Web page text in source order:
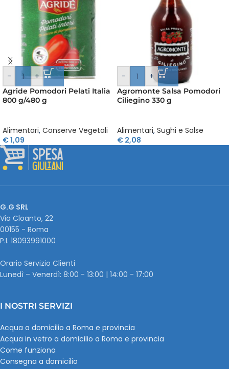
- +
Agride Pomodori Pelati Italia
800 g/480 g
Alimentari, Conserve Vegetali
€1,09
- +
Agromonte Salsa Pomodori
Ciliegino 330 g
Alimentari, Sughi e Salse
€ 2,08
G.G SRL
Via Cloanto, 22
00155 - Roma
P.I. ‭18093991000
Orario Servizio Clienti
Lunedì – Venerdì: 8:00 - 13:00 | 14:00 - 17:00
I NOSTRI SERVIZI
Acqua a domicilio a Roma e provincia
Acqua in vetro a domicilio a Roma e provincia
Come funziona
Consegna a domicilio